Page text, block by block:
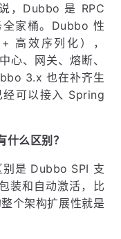
，Dubbo 是 RPC
家桶。Dubbo 性
高效序列化），
心、网关、熔断、
3.x 也在补齐生
可以接入 Spring
么区别？
别是 Dubbo SPI 支
装和自动激活，比
个架构扩展性就是